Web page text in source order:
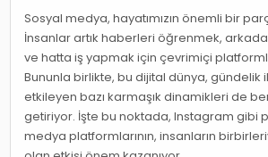
Sosyal medya, hayatımızın önemli bir
İnsanlar artık haberleri öğrenmek,
ve hatta iş yapmak için çevrimiçi
Bununla birlikte, bu dijital dünya, gündelik
etkileyen bazı karmaşık dinamikleri de
getiriyor. İşte bu noktada, Instagram gibi
medya platformlarının, insanların